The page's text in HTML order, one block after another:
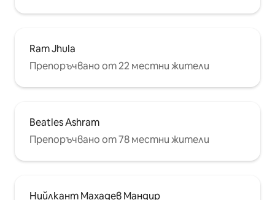
Ram Jhula
Препоръчвано от 22 местни жители
Beatles Ashram
Препоръчвано от 78 местни жители
Нийлкант Махадев Мандир